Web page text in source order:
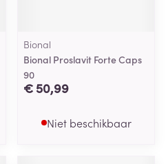
Bional
Bional Proslavit Forte Caps
90
€ 50,99
Niet beschikbaar